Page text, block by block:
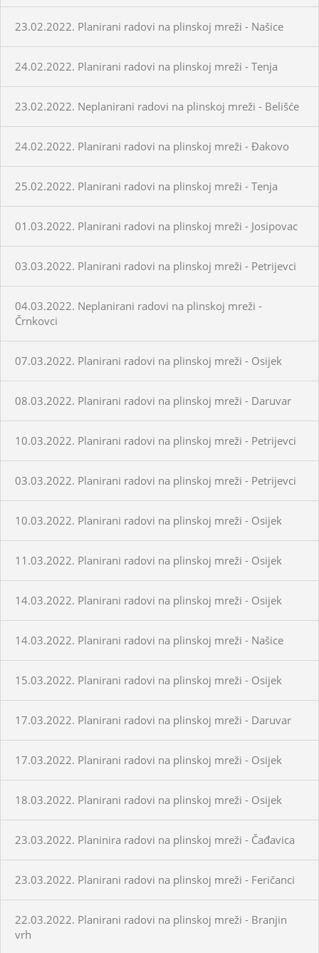
23.02.2022. Planirani radovi na plinskoj mreži - Našice
24.02.2022. Planirani radovi na plinskoj mreži - Tenja
23.02.2022. Neplanirani radovi na plinskoj mreži - Belišće
24.02.2022. Planirani radovi na plinskoj mreži - Đakovo
25.02.2022. Planirani radovi na plinskoj mreži - Tenja
01.03.2022. Planirani radovi na plinskoj mreži - Josipovac
03.03.2022. Planirani radovi na plinskoj mreži - Petrijevci
04.03.2022. Neplanirani radovi na plinskoj mreži -
Črnkovci
07.03.2022. Planirani radovi na plinskoj mreži - Osijek
08.03.2022. Planirani radovi na plinskoj mreži - Daruvar
10.03.2022. Planirani radovi na plinskoj mreži - Petrijevci
03.03.2022. Planirani radovi na plinskoj mreži - Petrijevci
10.03.2022. Planirani radovi na plinskoj mreži - Osijek
11.03.2022. Planirani radovi na plinskoj mreži - Osijek
14.03.2022. Planirani radovi na plinskoj mreži - Osijek
14.03.2022. Planirani radovi na plinskoj mreži - Našice
15.03.2022. Planirani radovi na plinskoj mreži - Osijek
17.03.2022. Planirani radovi na plinskoj mreži - Daruvar
17.03.2022. Planirani radovi na plinskoj mreži - Osijek
18.03.2022. Planirani radovi na plinskoj mreži - Osijek
23.03.2022. Planinira radovi na plinskoj mreži - Čađavica
23.03.2022. Planirani radovi na plinskoj mreži - Feričanci
22.03.2022. Planirani radovi na plinskoj mreži - Branjin
vrh